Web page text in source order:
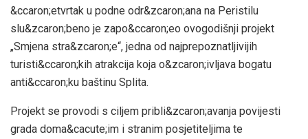
&ccaron;etvrtak u podne odr&zcaron;ana na Peristilu
slu&zcaron;beno je zapo&ccaron;eo ovogodišnji projekt
„Smjena stra&zcaron;e“, jedna od najprepoznatljivijih
turisti&ccaron;kih atrakcija koja o&zcaron;ivljava bogatu
anti&ccaron;ku baštinu Splita.
Projekt se provodi s ciljem pribli&zcaron;avanja povijesti
grada doma&cacute;im i stranim posjetiteljima te